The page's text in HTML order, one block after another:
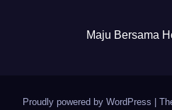
Maju Bersama
Proudly powered by WordPress